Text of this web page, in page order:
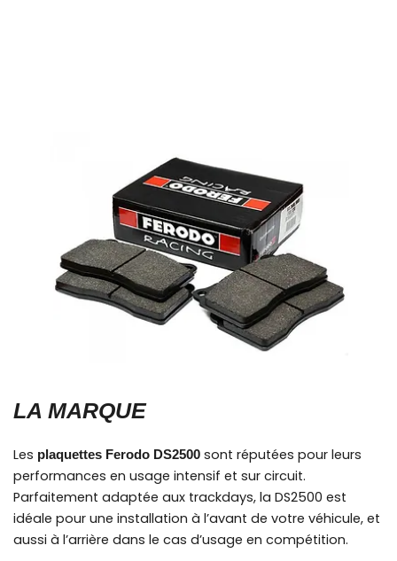
LA MARQUE
Les plaquettes Ferodo DS2500 sont réputées pour leurs
performances en usage intensif et sur circuit.
Parfaitement adaptée aux trackdays, la DS2500 est
idéale pour une installation à l’avant de votre véhicule, et
aussi à l’arrière dans le cas d’usage en compétition.